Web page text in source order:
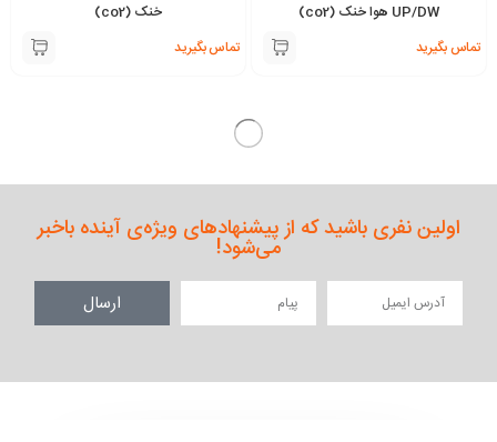
UP/DW هوا خنک (co2)
تماس بگیرید
خنک (co2)
تماس بگیرید
اولین نفری باشید که از پیشنهادهای ویژه‌ی آینده باخبر
می‌شود!
ارسال